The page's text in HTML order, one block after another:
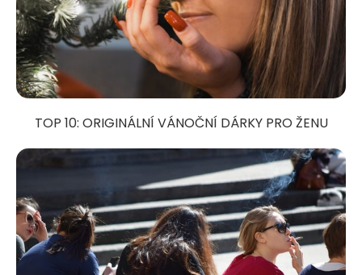
TOP 10: ORIGINÁLNÍ VÁNOČNÍ DÁRKY PRO ŽENU